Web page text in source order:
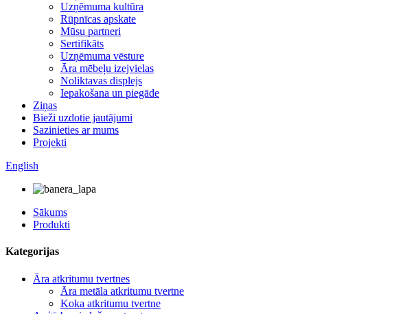
Uzņēmuma kultūra
Rūpnīcas apskate
Mūsu partneri
Sertifikāts
Uzņēmuma vēsture
Āra mēbeļu izejvielas
Noliktavas displejs
Iepakošana un piegāde
Ziņas
Bieži uzdotie jautājumi
Sazinieties ar mums
Projekti
English
Sākums
Produkti
Kategorijas
Āra atkritumu tvertnes
Āra metāla atkritumu tvertne
Koka atkritumu tvertne